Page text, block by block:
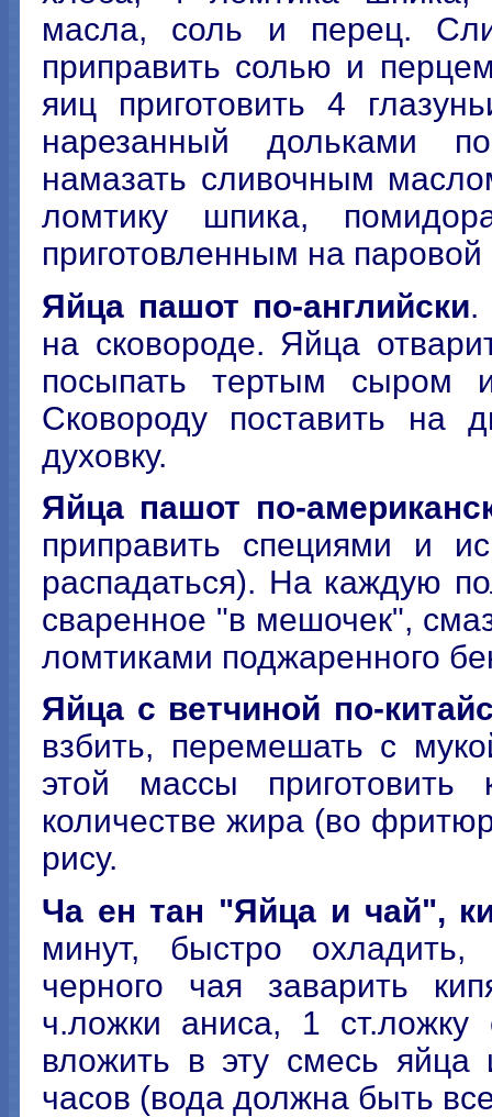
масла, соль и перец.
приправить солью и
яиц приготовить 4
нарезанный дольками
намазать сливочным
ломтику шпика,
приготовленным на паровой
Яйца пашот по-английски.
на сковороде. Яйца
посыпать тертым сыром
Сковороду поставить на
духовку.
Яйца пашот по-
приправить специями и
распадаться). На каждую
сваренное "в мешочек",
ломтиками поджаренного
Яйца с ветчиной по-
взбить, перемешать с
этой массы
количестве жира (во
рису.
Ча ен тан "Яйца и чай",
минут, быстро охладить,
черного чая заварить
ч.ложки аниса, 1
вложить в эту смесь яйца
часов (вода должна быть